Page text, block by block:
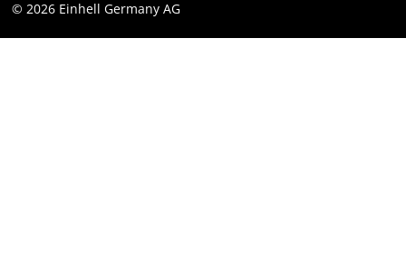
Impressum
© 2026 Einhell Germany AG